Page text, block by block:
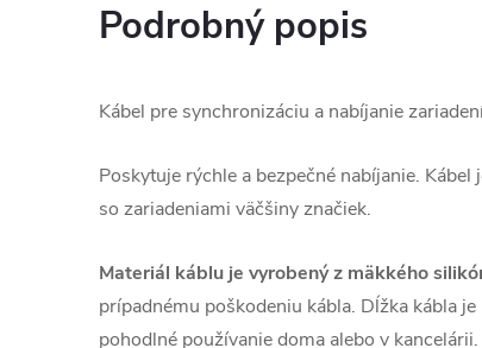
Podrobný popis
Kábel pre synchronizáciu a nabíjanie
Poskytuje rýchle a bezpečné nabíjanie.
so zariadeniami väčšiny značiek.
Materiál káblu je vyrobený z mäkkého
prípadnému poškodeniu kábla. Dĺžka kábla
pohodlné používanie doma alebo v kancelárii.